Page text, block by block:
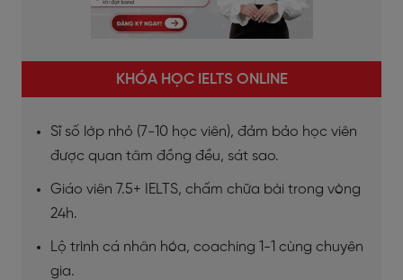
KHÓA HỌC IELTS ONLINE
Sĩ số lớp nhỏ (7-10 học viên), đảm bảo học viên
được quan tâm đồng đều, sát sao.
Giáo viên 7.5+ IELTS, chấm chữa bài trong vòng
24h.
Lộ trình cá nhân hóa, coaching 1-1 cùng chuyên
gia.